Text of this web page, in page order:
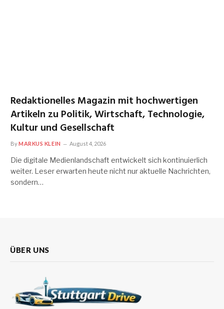
Redaktionelles Magazin mit hochwertigen
Artikeln zu Politik, Wirtschaft, Technologie,
Kultur und Gesellschaft
ByMARKUS KLEIN August 4, 2026
Die digitale Medienlandschaft entwickelt sich kontinuierlich
weiter. Leser erwarten heute nicht nur aktuelle Nachrichten,
sondern…
ÜBER UNS